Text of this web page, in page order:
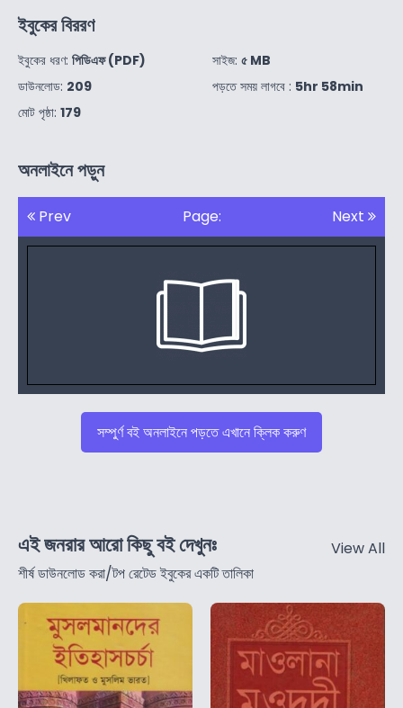
ইবুকের বিররণ
ইবুকের ধরণ: পিডিএফ (PDF)
ডাউনলোড: 209
মোট পৃষ্ঠা: 179
সাইজ: ৫ MB
পড়তে সময় লাগবে : 5hr 58min
অনলাইনে পড়ুন
Prev Page: Next
সম্পুর্ণ বই অনলাইনে পড়তে এখানে ক্লিক করুণ
এই জনরার আরো কিছু বই দেখুনঃ
শীর্ষ ডাউনলোড করা/টপ রেটেড ইবুকের একটি তালিকা
View All